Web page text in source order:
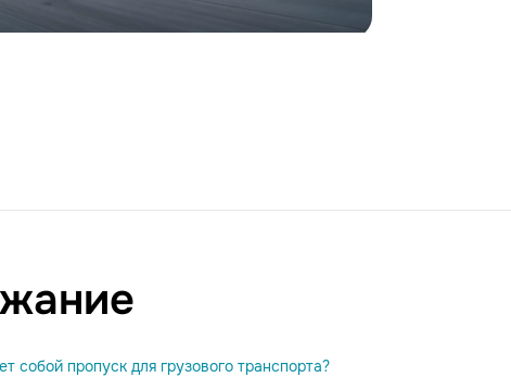
собой пропуск для грузового транспорта?